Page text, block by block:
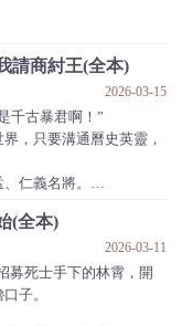
啦~】
，務必解決煉獄島上
請商紂王(全本)
2026-03-15
千古暴君啊！”
，只要溝通曆史英靈，
仁義名將。
仁義就是找死！”
暴君來！”
花一百塊買了個廢棄
王。
(全本)
2026-03-11
募死士手下的林霄，開
子。